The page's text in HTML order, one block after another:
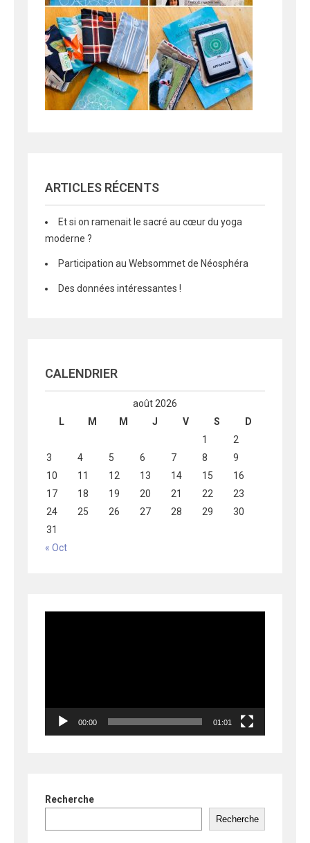
ARTICLES RÉCENTS
Et si on ramenait le sacré au cœur du yoga
moderne ?
Participation au Websommet de Néosphéra
Des données intéressantes !
CALENDRIER
août 2026
L
M M J V S
D
1
2
3
4 5 6 7 8
9
10
11 12 13 14 15
16
17
18 19 20 21 22
23
24
25 26 27 28 29
30
31
« Oct
00:00 01:01
Recherche
Recherche